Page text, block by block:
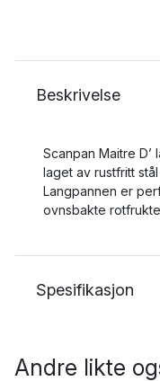
Beskrivelse
Scanpan Maitre
laget av rustfritt
Langpannen er
ovnsbakte
Spesifikasjon
Andre likte